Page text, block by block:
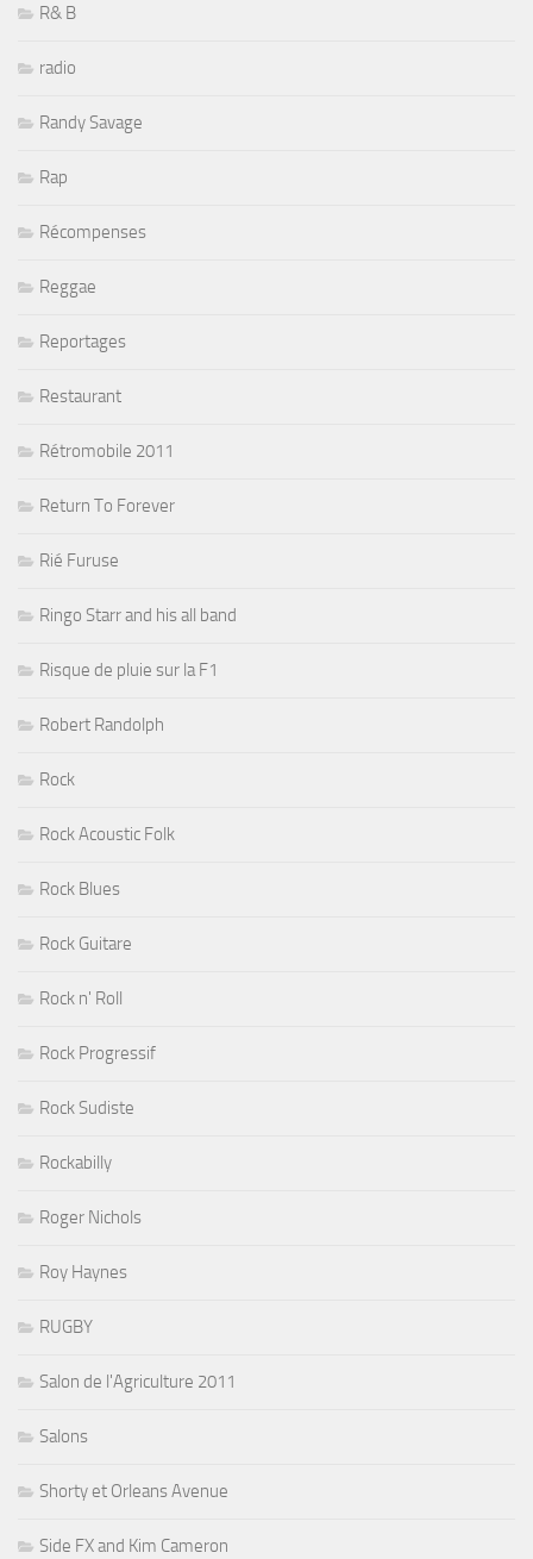
R& B
radio
Randy Savage
Rap
Récompenses
Reggae
Reportages
Restaurant
Rétromobile 2011
Return To Forever
Rié Furuse
Ringo Starr and his all band
Risque de pluie sur la F1
Robert Randolph
Rock
Rock Acoustic Folk
Rock Blues
Rock Guitare
Rock n' Roll
Rock Progressif
Rock Sudiste
Rockabilly
Roger Nichols
Roy Haynes
RUGBY
Salon de l'Agriculture 2011
Salons
Shorty et Orleans Avenue
Side FX and Kim Cameron